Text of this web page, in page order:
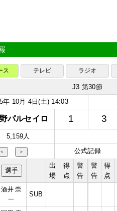
ス テレビ ラジオ
J3 第30節
年 10月 4日(土) 14:03
パルセイロ 1 3
5,159人
＜ ＞ 公式記録
選手
出
場
得
点
警
告
酒井 崇
一
SUB
警
告
得
点